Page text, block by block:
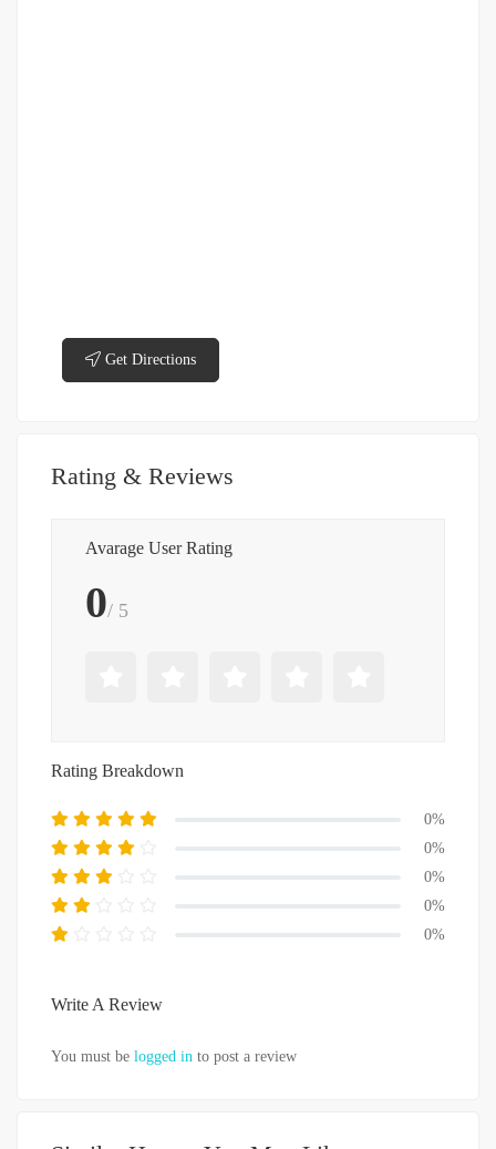
Get Directions
Rating & Reviews
Avarage User Rating
0/ 5
Rating Breakdown
0%
0%
0%
0%
0%
Write A Review
You must be logged in to post a review